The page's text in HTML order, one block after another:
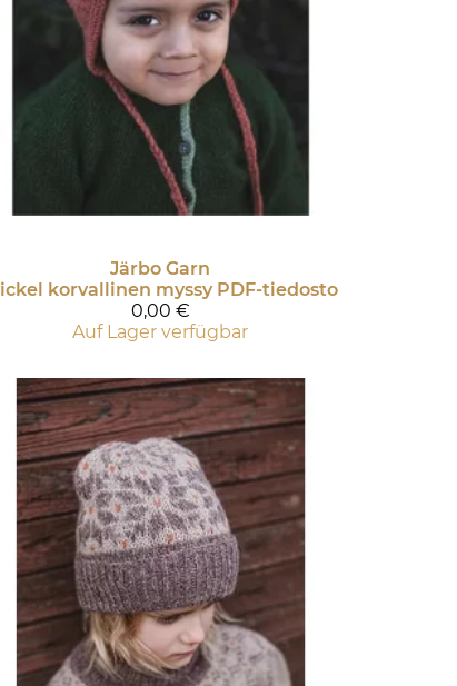
Järbo Garn
korvallinen myssy PDF-tiedosto
0,00 €
Auf Lager verfügbar